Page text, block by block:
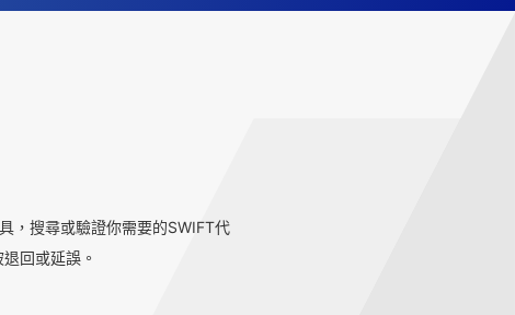
，搜尋或驗證你需要的SWIFT代
回或延誤。